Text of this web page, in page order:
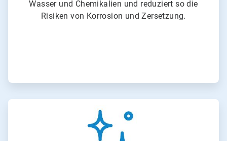
Wasser und Chemikalien und reduziert so die
Risiken von Korrosion und Zersetzung.